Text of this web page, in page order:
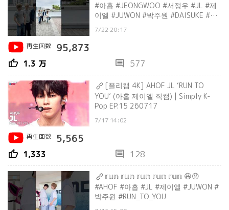
#아홉 #JEONGWOO #서정우 #JL #제
이엘 #JUWON #박주원 #DAISUKE #다
7/22 20:17
再生回数
95,873
thumb_up 1.3 万 comment 577
[플리캠 4K] AHOF JL ‘RUN TO
YOU’ (아홉 제이엘 직캠) | Simply K-
Pop EP.15 260717
7/17 14:02
再生回数
5,565
thumb_up 1,333 comment 128
𝕣𝕦𝕟 𝕣𝕦𝕟 𝕣𝕦𝕟 𝕣𝕦𝕟 𝕣𝕦𝕟 😆😝
#AHOF #아홉 #JL #제이엘 #JUWON #
박주원 #RUN_TO_YOU